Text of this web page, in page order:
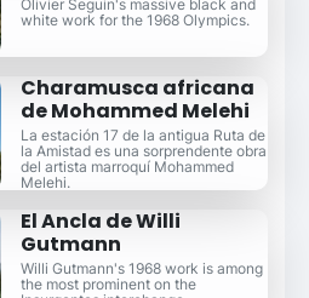
Olivier Seguin's massive black and
white work for the 1968 Olympics.
Charamusca africana
de Mohammed Melehi
La estación 17 de la antigua Ruta de
la Amistad es una sorprendente obra
del artista marroquí Mohammed
Melehi.
El Ancla de Willi
Gutmann
Willi Gutmann's 1968 work is among
the most prominent on the